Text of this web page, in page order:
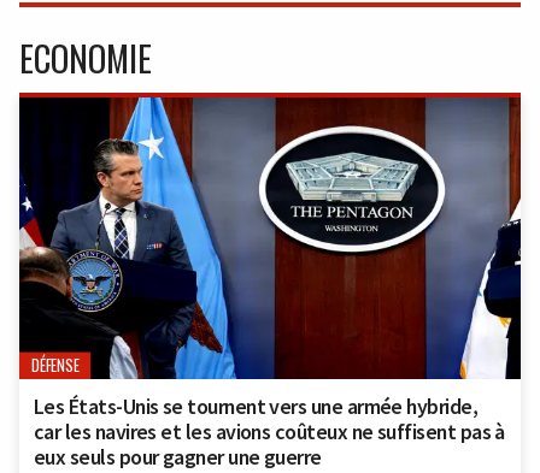
ECONOMIE
DÉFENSE
Les États-Unis se tournent vers une armée hybride,
car les navires et les avions coûteux ne suffisent pas à
eux seuls pour gagner une guerre